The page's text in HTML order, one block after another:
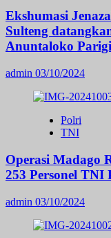
Ekshumasi
Sulteng
Anuntaloko Parigi
admin 03/10/2024
Polri
TNI
Operasi Madago
253 Personel
admin 03/10/2024